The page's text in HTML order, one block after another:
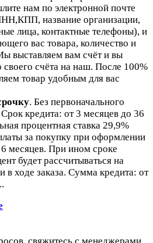
нам по электронной почте
название организации,
лица, контактные телефоны), и
вас товара, количество и
выставляем вам счёт и вы
своего счёта на наш. После 100%
товар удобным для вас
. Без первоначального
кредита: от 3 месяцев до 36
процентная ставка 29,9%
за покупку при оформлении
месяцев. При ином сроке
будет рассчитываться на
в ходе заказа. Сумма кредита: от
свяжитесь с менеджерами